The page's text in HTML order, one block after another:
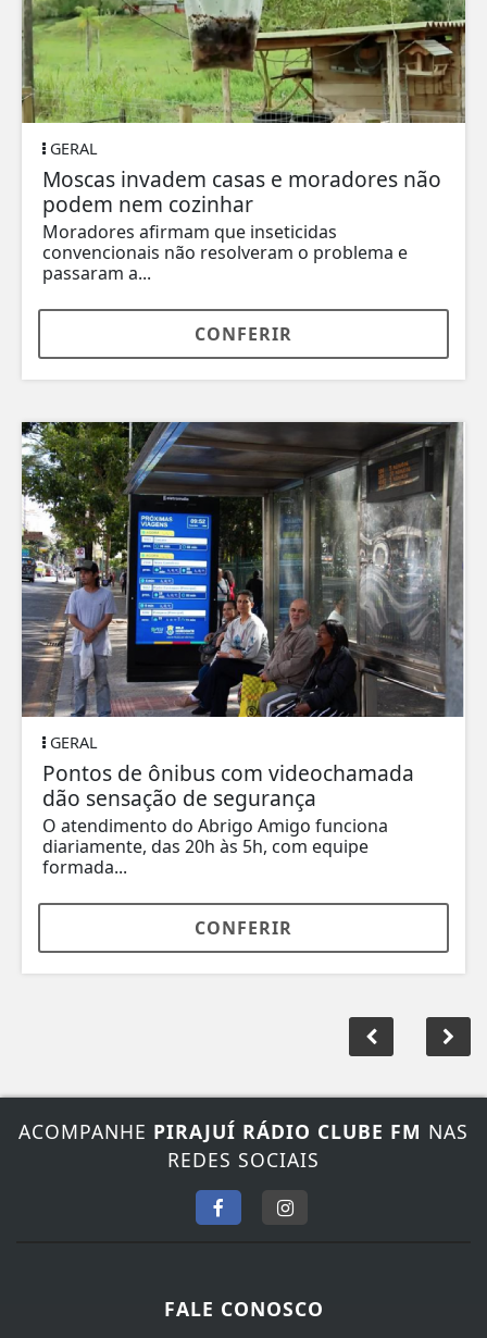
GERAL
Moscas invadem casas e moradores não
podem nem cozinhar
Moradores afirmam que inseticidas
convencionais não resolveram o problema e
passaram a...
CONFERIR
GERAL
Pontos de ônibus com videochamada
dão sensação de segurança
O atendimento do Abrigo Amigo funciona
diariamente, das 20h às 5h, com equipe
formada...
CONFERIR
ACOMPANHE PIRAJUÍ RÁDIO CLUBE FM NAS
REDES SOCIAIS
FALE CONOSCO